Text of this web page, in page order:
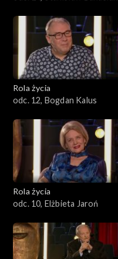
Rola życia
odc. 12, Bogdan Kalus
Rola życia
odc. 10, Elżbieta Jaroń